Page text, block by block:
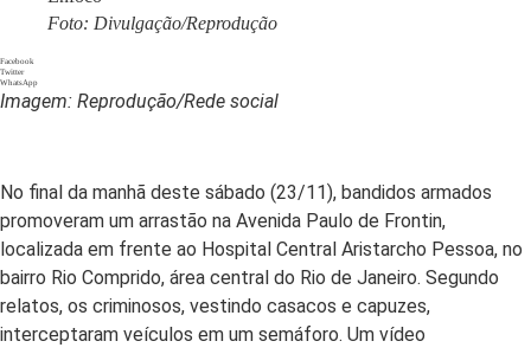
Foto: Divulgação/Reprodução
Facebook
Twitter
WhatsApp
Imagem: Reprodução/Rede social
No final da manhã deste sábado (23/11), bandidos armados
promoveram um arrastão na Avenida Paulo de Frontin,
localizada em frente ao Hospital Central Aristarcho Pessoa, no
bairro Rio Comprido, área central do Rio de Janeiro. Segundo
relatos, os criminosos, vestindo casacos e capuzes,
interceptaram veículos em um semáforo. Um vídeo